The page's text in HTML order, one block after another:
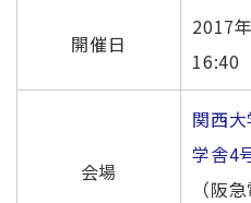
開催日
2017
16:40
会場
関西
学舎4
（阪